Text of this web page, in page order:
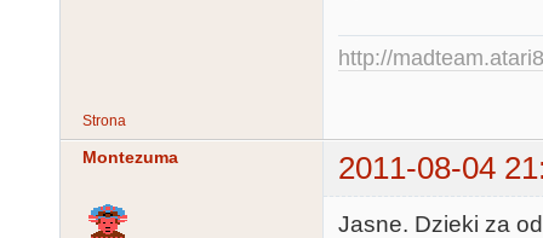
http://
Strona
Montezuma 2011-08-04
Jasne. Dzieki za